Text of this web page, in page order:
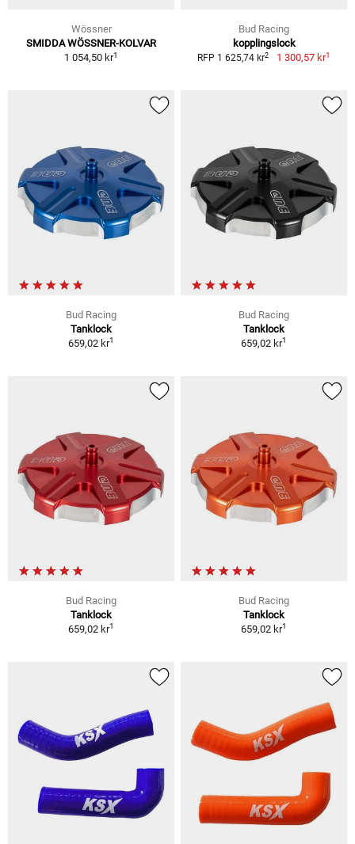
Wössner
SMIDDA WÖSSNER-KOLVAR
1 054,50 kr1
Bud Racing
kopplingslock
RFP 1 625,74 kr2 1 300,57 kr1
Bud Racing
Tanklock
659,02 kr1
Bud Racing
Tanklock
659,02 kr1
Bud Racing
Tanklock
659,02 kr1
Bud Racing
Tanklock
659,02 kr1